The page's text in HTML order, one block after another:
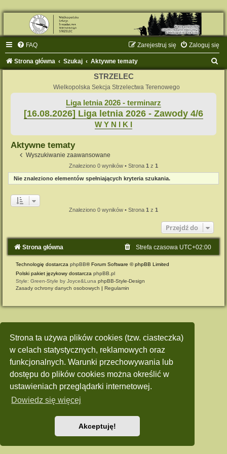
Strona ta używa plików cookies (tzw. ciasteczka)
w celach statystycznych, reklamowych oraz
funkcjonalnych. Warunki przechowywania lub
dostępu do plików cookies można określić w
ustawieniach przeglądarki internetowej.
Dowiedz się więcej
Akceptuję!
FAQ Zaloguj się
Zarejestruj się
Strona główna Szukaj Aktywne tematy
STRZELEC
Wielkopolska Sekcja Strzelectwa Terenowego
Liga letnia 2026 - terminarz
[16.08.2026] Liga letnia 2026 - Zawody 4/6
W Y N I K I
Aktywne tematy
Wyszukiwanie zaawansowane
Znaleziono 0 wyników • Strona 1 z 1
Nie znaleziono elementów spełniających kryteria szukania.
Znaleziono 0 wyników • Strona 1 z 1
Przejdź do
Strona główna Strefa czasowa UTC+02:00
Technologię dostarcza phpBB® Forum Software © phpBB Limited
Polski pakiet językowy dostarcza phpBB.pl
Style: Green-Style by Joyce&Luna phpBB-Style-Design
Zasady ochrony danych osobowych | Regulamin